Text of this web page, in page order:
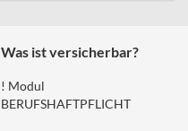
Was ist versicherbar?
! Modul
BERUFSHAFTPFLICHT